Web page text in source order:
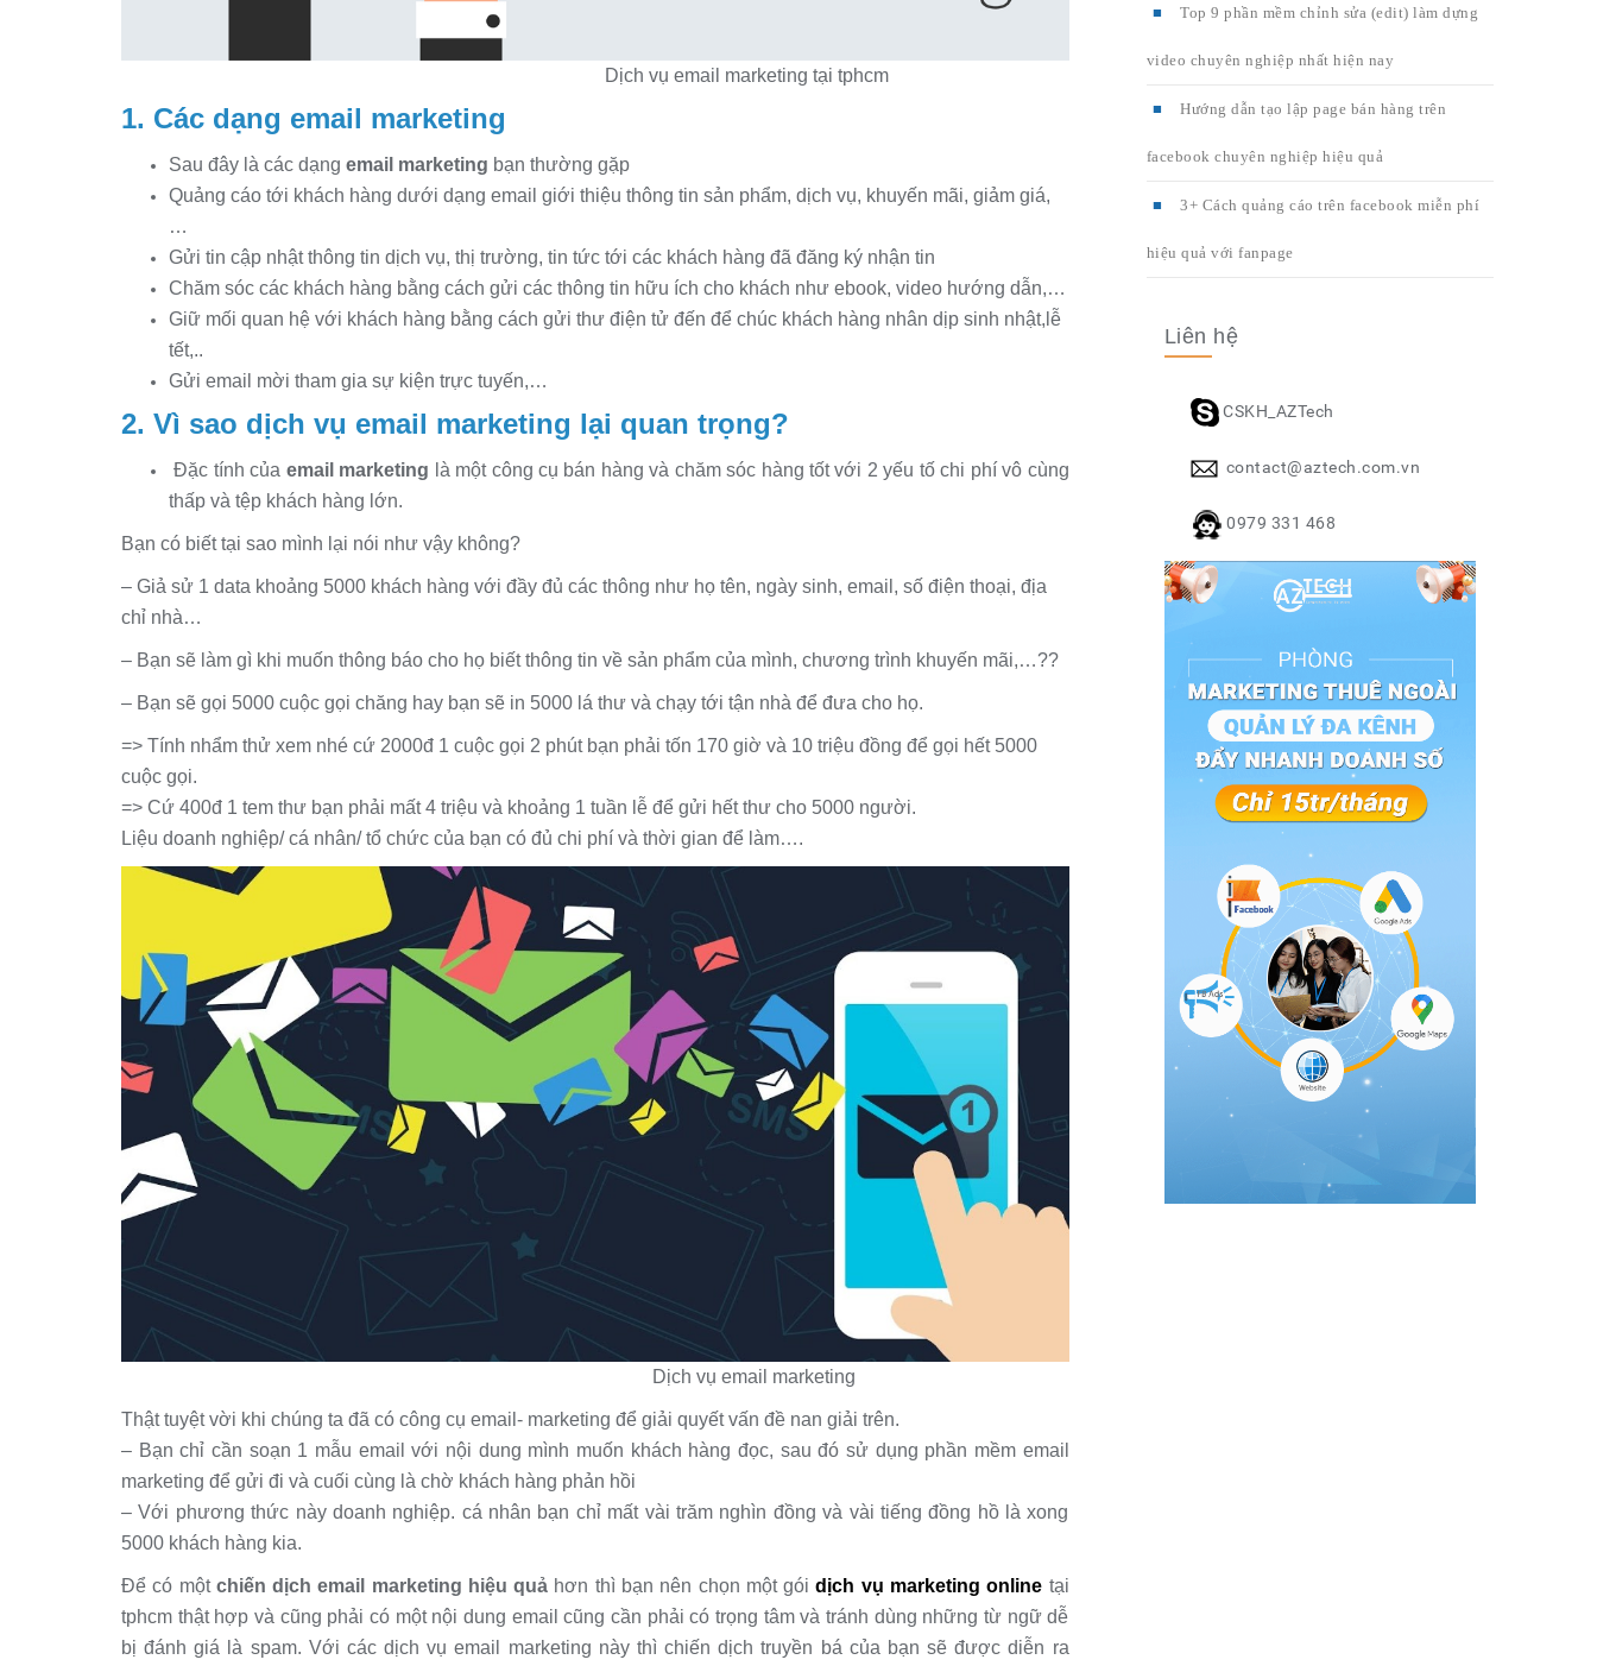
Dịch vụ email marketing tại tphcm
1. Các dạng email marketing
Sau đây là các dạng email marketing bạn thường gặp
Quảng cáo tới khách hàng dưới dạng email giới thiệu thông tin sản phẩm, dịch vụ, khuyến mãi, giảm giá,
…
Gửi tin cập nhật thông tin dịch vụ, thị trường, tin tức tới các khách hàng đã đăng ký nhận tin
Chăm sóc các khách hàng bằng cách gửi các thông tin hữu ích cho khách như ebook, video hướng dẫn,…
Giữ mối quan hệ với khách hàng bằng cách gửi thư điện tử đến để chúc khách hàng nhân dịp sinh nhật,lễ
tết,..
Gửi email mời tham gia sự kiện trực tuyến,…
2. Vì sao dịch vụ email marketing lại quan trọng?
Đặc tính của email marketing là một công cụ bán hàng và chăm sóc hàng tốt với 2 yếu tố chi phí vô cùng
thấp và tệp khách hàng lớn.
Bạn có biết tại sao mình lại nói như vậy không?
– Giả sử 1 data khoảng 5000 khách hàng với đầy đủ các thông như họ tên, ngày sinh, email, số điện thoại, địa
chỉ nhà…
– Bạn sẽ làm gì khi muốn thông báo cho họ biết thông tin về sản phẩm của mình, chương trình khuyến mãi,…??
– Bạn sẽ gọi 5000 cuộc gọi chăng hay bạn sẽ in 5000 lá thư và chạy tới tận nhà để đưa cho họ.
=> Tính nhẩm thử xem nhé cứ 2000đ 1 cuộc gọi 2 phút bạn phải tốn 170 giờ và 10 triệu đồng để gọi hết 5000
cuộc gọi.
=> Cứ 400đ 1 tem thư bạn phải mất 4 triệu và khoảng 1 tuần lễ để gửi hết thư cho 5000 người.
Liệu doanh nghiệp/ cá nhân/ tổ chức của bạn có đủ chi phí và thời gian để làm….
Dịch vụ email marketing
Thật tuyệt vời khi chúng ta đã có công cụ email- marketing để giải quyết vấn đề nan giải trên.
– Bạn chỉ cần soạn 1 mẫu email với nội dung mình muốn khách hàng đọc, sau đó sử dụng phần mềm email
marketing để gửi đi và cuối cùng là chờ khách hàng phản hồi
– Với phương thức này doanh nghiệp. cá nhân bạn chỉ mất vài trăm nghìn đồng và vài tiếng đồng hồ là xong
5000 khách hàng kia.
Để có một chiến dịch email marketing hiệu quả hơn thì bạn nên chọn một góidịch vụ marketing online tại
tphcm thật hợp và cũng phải có một nội dung email cũng cần phải có trọng tâm và tránh dùng những từ ngữ dễ
bị đánh giá là spam. Với các dịch vụ email marketing này thì chiến dịch truyền bá của bạn sẽ được diễn ra
Top 9 phần mềm chỉnh sửa (edit) làm dựng
video chuyên nghiệp nhất hiện nay
Hướng dẫn tạo lập page bán hàng trên
facebook chuyên nghiệp hiệu quả
3+ Cách quảng cáo trên facebook miễn phí
hiệu quả với fanpage
Liên hệ
CSKH_AZTech
contact@aztech.com.vn
0979 331 468